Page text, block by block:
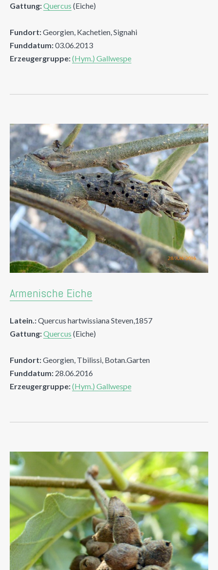
Gattung:Quercus (Eiche)
Fundort:Georgien, Kachetien, Signahi
Funddatum:03.06.2013
Erzeugergruppe:(Hym.) Gallwespe
Armenische Eiche
Latein.:Quercus hartwissiana Steven,1857
Gattung:Quercus (Eiche)
Fundort:Georgien, Tbilissi, Botan.Garten
Funddatum: 28.06.2016
Erzeugergruppe:(Hym.) Gallwespe